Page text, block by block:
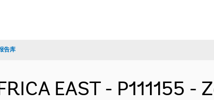
告库
EAST - P111155